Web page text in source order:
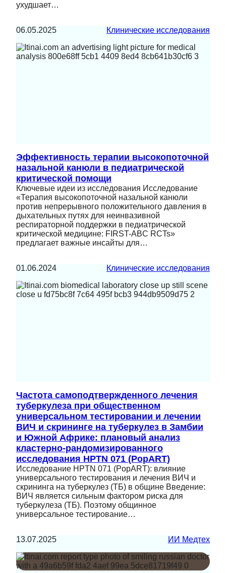
ухудшает…
06.05.2025 Клинические исследования
Эффективность терапии высокопоточной
назальной канюли в педиатрической
критической помощи
Ключевые идеи из исследования Исследование
«Терапия высокопоточной назальной канюли
против непрерывного положительного давления в
дыхательных путях для неинвазивной
респираторной поддержки в педиатрической
критической медицине: FIRST-ABC RCTs»
предлагает важные инсайты для…
01.06.2024 Клинические исследования
Частота самоподтвержденного лечения
туберкулеза при общественном
универсальном тестировании и лечении
ВИЧ и скрининге на туберкулез в Замбии
и Южной Африке: плановый анализ
кластерно-рандомизированного
исследования HPTN 071 (PopART)
Исследование HPTN 071 (PopART): влияние
универсального тестирования и лечения ВИЧ и
скрининга на туберкулез (ТБ) в общине Введение:
ВИЧ является сильным фактором риска для
туберкулеза (ТБ). Поэтому общинное
универсальное тестирование…
13.07.2025 ИИ Медтех